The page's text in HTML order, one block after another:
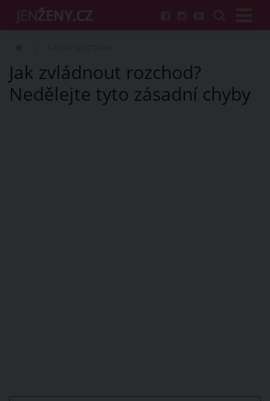
Jak zvládnout rozchod?
Nedělejte tyto zásadní chyby